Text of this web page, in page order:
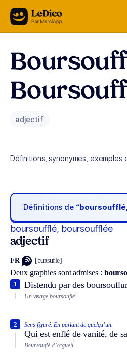
Aller au contenu
adjectif
Définitions, synonymes, exemples
Définitions de
boursoufflé, boursoufflée
adjectif
FR [buʀsufle]
Deux graphies sont admises :
Distendu par des
1
Un visage boursouflé.
Sens figuré. En parlant de quelqu’un.
Qui est enflé de vanité, de
2
Boursouflé d’orgueil.